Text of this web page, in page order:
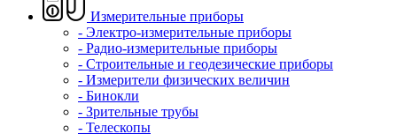
Измерительные приборы
- Электро-измерительные приборы
- Радио-измерительные приборы
- Строительные и геодезические приборы
- Измерители физических величин
- Бинокли
- Зрительные трубы
- Телескопы